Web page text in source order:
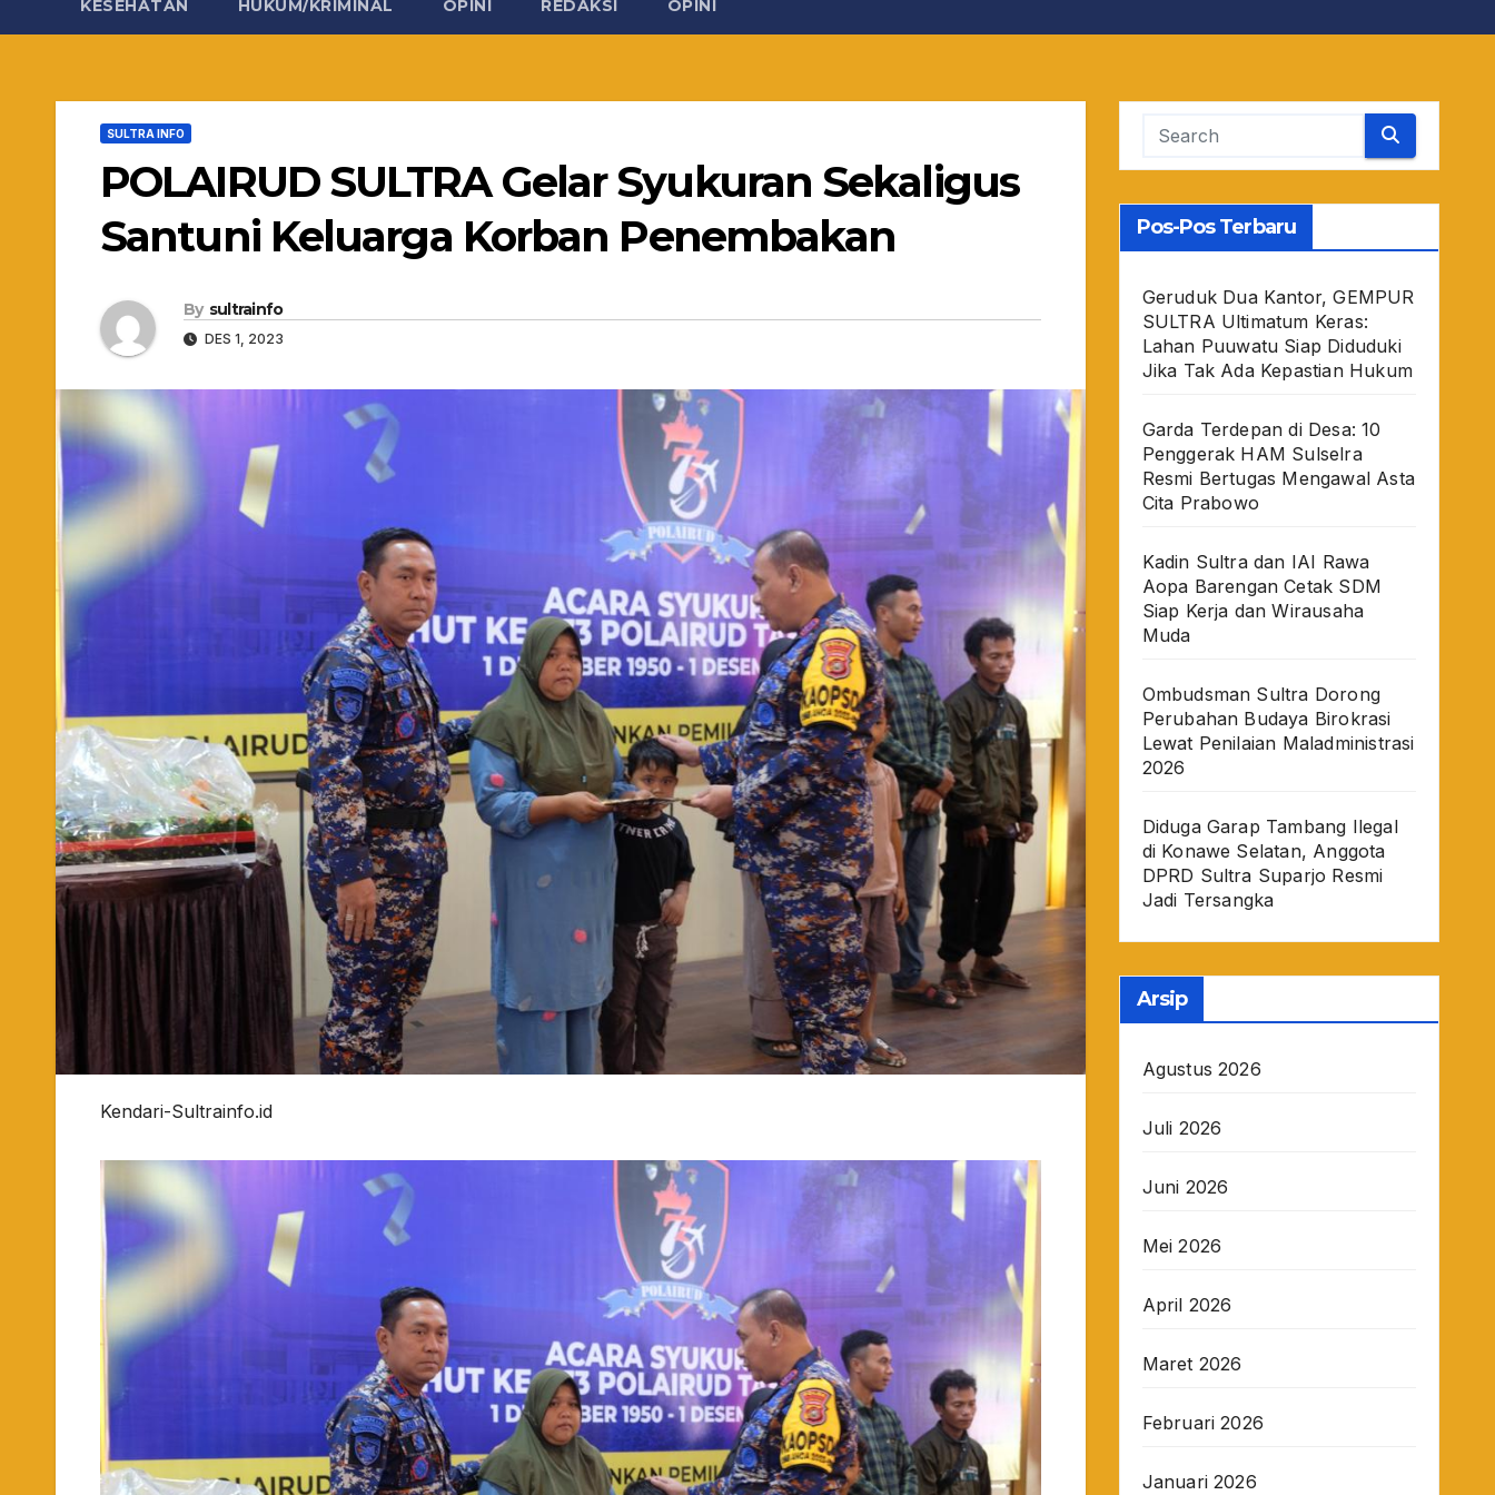
KESEHATAN HUKUM/KRIMINAL OPINI REDAKSI OPINI
SULTRA INFO
POLAIRUD SULTRA Gelar Syukuran Sekaligus
Santuni Keluarga Korban Penembakan
By sultrainfo
DES 1, 2023
Kendari-Sultrainfo.id
Pos-Pos Terbaru
Geruduk Dua Kantor, GEMPUR
SULTRA Ultimatum Keras:
Lahan Puuwatu Siap Diduduki
Jika Tak Ada Kepastian Hukum
Garda Terdepan di Desa: 10
Penggerak HAM Sulselra
Resmi Bertugas Mengawal Asta
Cita Prabowo
Kadin Sultra dan IAI Rawa
Aopa Barengan Cetak SDM
Siap Kerja dan Wirausaha
Muda
Ombudsman Sultra Dorong
Perubahan Budaya Birokrasi
Lewat Penilaian Maladministrasi
2026
Diduga Garap Tambang Ilegal
di Konawe Selatan, Anggota
DPRD Sultra Suparjo Resmi
Jadi Tersangka
Arsip
Agustus 2026
Juli 2026
Juni 2026
Mei 2026
April 2026
Maret 2026
Februari 2026
Januari 2026